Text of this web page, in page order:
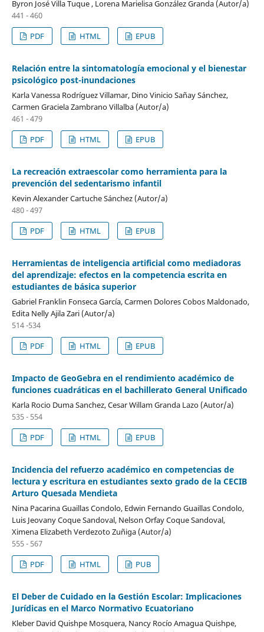
Byron José Villa Tuque , Lorena Marielisa González Granda (Autor/a)
441 - 460
PDF
HTML EPUB
Relación entre la sintomatología emocional y el bienestar
psicológico post-inundaciones
Karla Vanessa Rodríguez Villamar, Dino Vinicio Sañay Sánchez,
Carmen Graciela Zambrano Villalba (Autor/a)
461 - 479
PDF
HTML EPUB
La recreación extraescolar como herramienta para la
prevención del sedentarismo infantil
Kevin Alexander Cartuche Sánchez (Autor/a)
480 - 497
PDF
HTML EPUB
Herramientas de inteligencia artificial como mediadoras
del aprendizaje: efectos en la competencia escrita en
estudiantes de básica superior
Gabriel Franklin Fonseca García, Carmen Dolores Cobos Maldonado,
Edita Nelly Ajila Zari (Autor/a)
514 -534
PDF
HTML EPUB
Impacto de GeoGebra en el rendimiento académico de
funciones cuadráticas en el bachillerato General Unificado
Karla Rocio Duma Sanchez, Cesar Willam Granda Lazo (Autor/a)
535 - 554
PDF
HTML EPUB
Incidencia del refuerzo académico en competencias de
lectura y escritura en estudiantes sexto grado de la CECIB
Arturo Quesada Mendieta
Nina Pacarina Guaillas Condolo, Edwin Fernando Guaillas Condolo,
Luis Jeovany Coque Sandoval, Nelson Orfay Coque Sandoval,
Ximena Elizabeth Verdezoto Zuñiga (Autor/a)
555 - 567
PDF
HTML PUB
El Deber de Cuidado en la Gestión Escolar: Implicaciones
Jurídicas en el Marco Normativo Ecuatoriano
Kleber David Quishpe Mosquera, Nancy Rocío Amagua Quishpe,